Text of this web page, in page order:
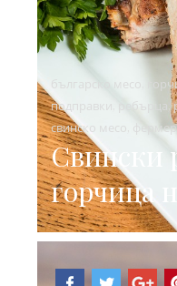
българско месо
подправки
ребърца ,
свинско месо
Свински
горчица